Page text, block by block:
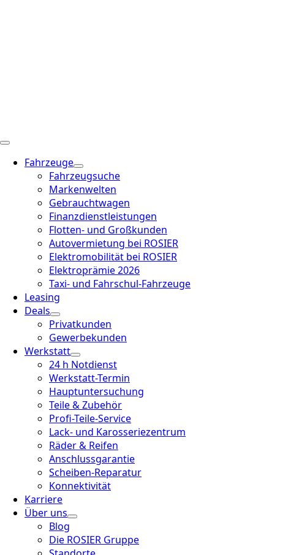
Fahrzeuge
Fahrzeugsuche
Markenwelten
Gebrauchtwagen
Finanzdienstleistungen
Flotten- und Großkunden
Autovermietung bei ROSIER
Elektromobilität bei ROSIER
Elektroprämie 2026
Taxi- und Fahrschul-Fahrzeuge
Leasing
Deals
Privatkunden
Gewerbekunden
Werkstatt
24 h Notdienst
Werkstatt-Termin
Hauptuntersuchung
Teile & Zubehör
Profi-Teile-Service
Lack- und Karosseriezentrum
Räder & Reifen
Anschlussgarantie
Scheiben-Reparatur
Konnektivität
Karriere
Über uns
Blog
Die ROSIER Gruppe